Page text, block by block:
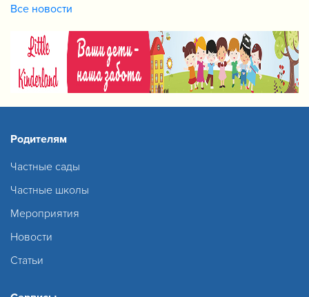
Все новости
Родителям
Частные сады
Частные школы
Мероприятия
Новости
Статьи